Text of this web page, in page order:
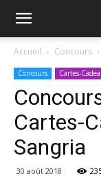
Accueil Concours
Concours Cartes-
Cartes-
Sangria
30 août 2018